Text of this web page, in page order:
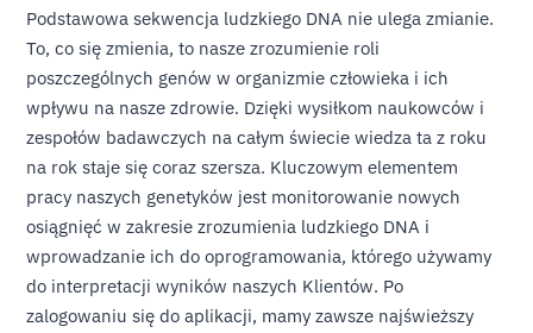
Podstawowa sekwencja ludzkiego DNA nie ulega zmianie.
To, co się zmienia, to nasze zrozumienie roli
poszczególnych genów w organizmie człowieka i ich
wpływu na nasze zdrowie. Dzięki wysiłkom naukowców i
zespołów badawczych na całym świecie wiedza ta z roku
na rok staje się coraz szersza. Kluczowym elementem
pracy naszych genetyków jest monitorowanie nowych
osiągnięć w zakresie zrozumienia ludzkiego DNA i
wprowadzanie ich do oprogramowania, którego używamy
do interpretacji wyników naszych Klientów. Po
zalogowaniu się do aplikacji, mamy zawsze najświeższy